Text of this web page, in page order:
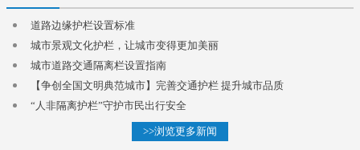
道路边缘护栏设置标准
城市景观文化护栏，让城市变得更加美丽
城市道路交通隔离栏设置指南
【争创全国文明典范城市】完善交通护栏 提升城市品质
“人非隔离护栏”守护市民出行安全
>>浏览更多新闻